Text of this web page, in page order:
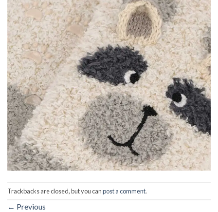
Trackbacks are closed, but you canpost a comment.
← Previous